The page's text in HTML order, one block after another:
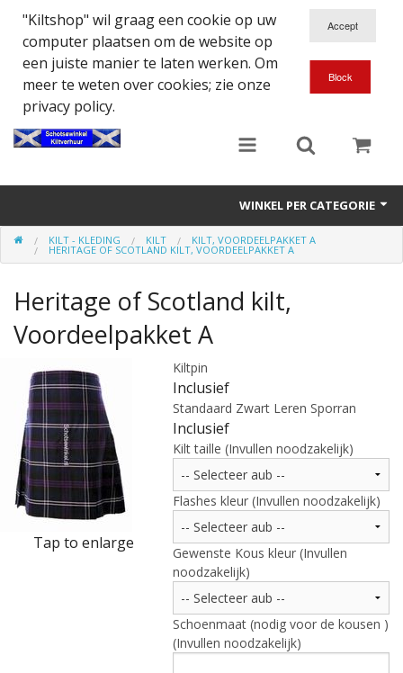
"Kiltshop" wil graag een cookie op uw
computer plaatsen om de website op
een juiste manier te laten werken. Om
meer te weten over cookies; zie onze
privacy policy.
WINKEL PER CATEGORIE
Accessoires
Eten en Drinken
Highland Titles
Verhuur
AFGEPRIJST - UITVERKOOP
KILT - KLEDING KILT KILT, VOORDEELPAKKET A
HERITAGE OF SCOTLAND KILT, VOORDEELPAKKET A
Heritage of Scotland kilt,
Voordeelpakket A
Tap to enlarge
Kiltpin
Inclusief
Standaard Zwart Leren Sporran
Inclusief
Kilt taille (Invullen noodzakelijk)
Flashes kleur (Invullen noodzakelijk)
Gewenste Kous kleur (Invullen
noodzakelijk)
Schoenmaat (nodig voor de kousen )
(Invullen noodzakelijk)